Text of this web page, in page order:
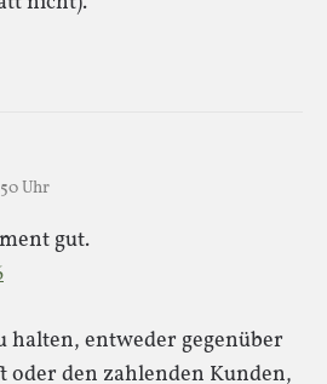
Uhr
gut.
halten, entweder gegenüber
den zahlenden Kunden,